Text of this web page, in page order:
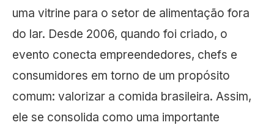
uma vitrine para o setor de alimentação fora
do lar. Desde 2006, quando foi criado, o
evento conecta empreendedores, chefs e
consumidores em torno de um propósito
comum: valorizar a comida brasileira. Assim,
ele se consolida como uma importante